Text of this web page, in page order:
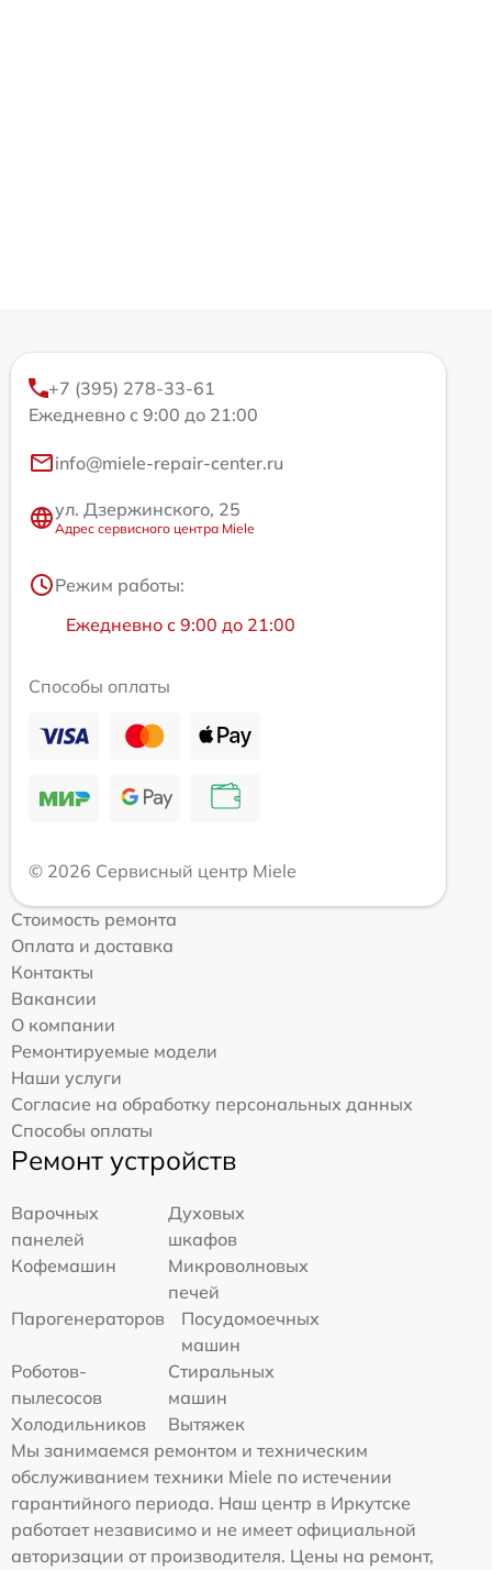
+7 (395) 278-33-61
Ежедневно с 9:00 до 21:00
info@miele-repair-center.ru
ул. Дзержинского, 25
Адрес сервисного центра Miele
Режим работы:
Ежедневно с 9:00 до 21:00
Способы оплаты
© 2026 Сервисный центр Miele
Стоимость ремонта
Оплата и доставка
Контакты
Вакансии
О компании
Ремонтируемые модели
Наши услуги
Согласие на обработку персональных данных
Способы оплаты
Ремонт устройств
Варочных
панелей
Духовых
шкафов
Кофемашин
Микроволновых
печей
Парогенераторов
Посудомоечных
машин
Роботов-
пылесосов
Стиральных
машин
Холодильников
Вытяжек
Мы занимаемся ремонтом и техническим
обслуживанием техники Miele по истечении
гарантийного периода. Наш центр в Иркутске
работает независимо и не имеет официальной
авторизации от производителя. Цены на ремонт,